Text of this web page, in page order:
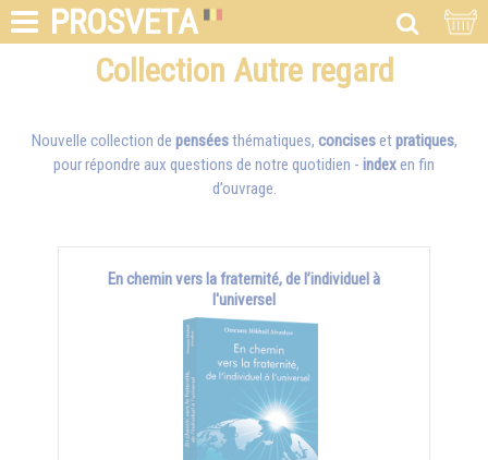
PROSVETA
Collection Autre regard
Nouvelle collection de penséesthématiques, concisesetpratiques,
pour répondre aux questions de notre quotidien - indexen fin
d’ouvrage.
En chemin vers la fraternité, de l’individuel à
l'universel